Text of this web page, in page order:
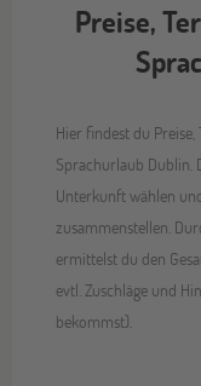
Preise,
Hier findest du
Sprachurlaub Dublin.
Unterkunft wählen
zusammenstellen.
ermittelst du den
evtl. Zuschläge und
bekommst).